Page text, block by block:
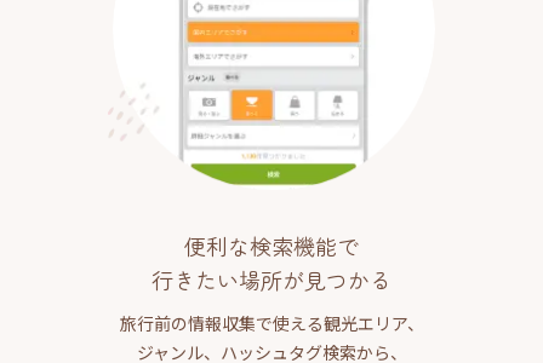
便利な検索機能で
行きたい場所が見つかる
旅行前の情報収集で使える観光エリア、
ジャンル、ハッシュタグ検索から、